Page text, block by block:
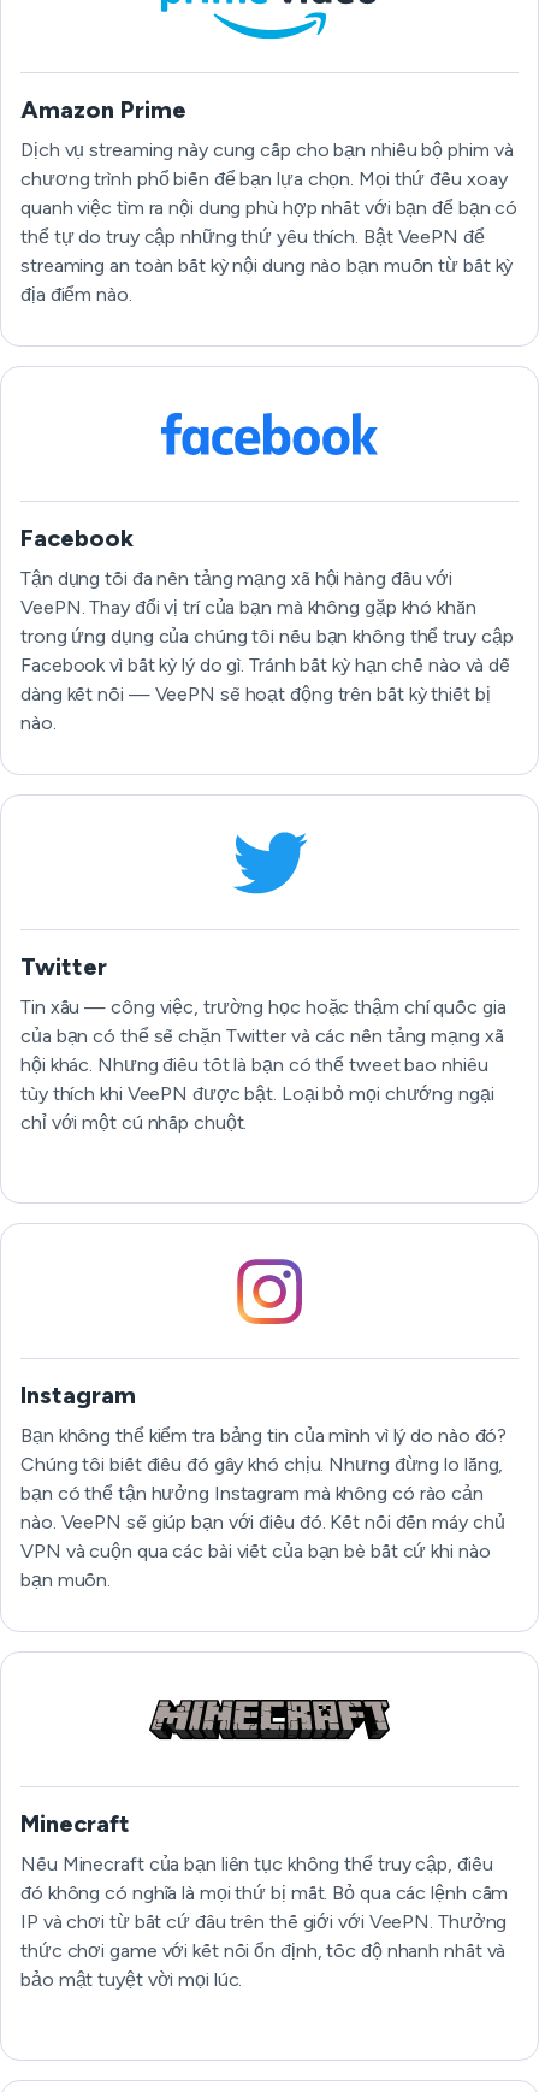
Amazon Prime
Dịch vụ streaming này cung cấp cho bạn nhiều bộ phim và
chương trình phổ biến để bạn lựa chọn. Mọi thứ đều xoay
quanh việc tìm ra nội dung phù hợp nhất với bạn để bạn có
thể tự do truy cập những thứ yêu thích. Bật VeePN để
streaming an toàn bất kỳ nội dung nào bạn muốn từ bất kỳ
địa điểm nào.
Facebook
Tận dụng tối đa nền tảng mạng xã hội hàng đầu với
VeePN. Thay đổi vị trí của bạn mà không gặp khó khăn
trong ứng dụng của chúng tôi nếu bạn không thể truy cập
Facebook vì bất kỳ lý do gì. Tránh bất kỳ hạn chế nào và dễ
dàng kết nối — VeePN sẽ hoạt động trên bất kỳ thiết bị
nào.
Twitter
Tin xấu — công việc, trường học hoặc thậm chí quốc gia
của bạn có thể sẽ chặn Twitter và các nền tảng mạng xã
hội khác. Nhưng điều tốt là bạn có thể tweet bao nhiêu
tùy thích khi VeePN được bật. Loại bỏ mọi chướng ngại
chỉ với một cú nhấp chuột.
Instagram
Bạn không thể kiểm tra bảng tin của mình vì lý do nào đó?
Chúng tôi biết điều đó gây khó chịu. Nhưng đừng lo lắng,
bạn có thể tận hưởng Instagram mà không có rào cản
nào. VeePN sẽ giúp bạn với điều đó. Kết nối đến máy chủ
VPN và cuộn qua các bài viết của bạn bè bất cứ khi nào
bạn muốn.
Minecraft
Nếu Minecraft của bạn liên tục không thể truy cập, điều
đó không có nghĩa là mọi thứ bị mất. Bỏ qua các lệnh cấm
IP và chơi từ bất cứ đâu trên thế giới với VeePN. Thưởng
thức chơi game với kết nối ổn định, tốc độ nhanh nhất và
bảo mật tuyệt vời mọi lúc.